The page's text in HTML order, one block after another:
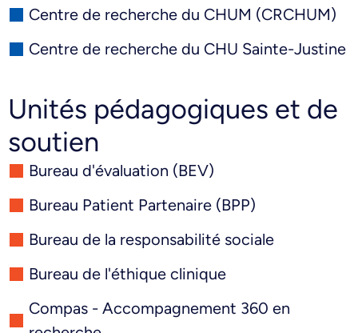
Centre de recherche du CHUM (CRCHUM)
Centre de recherche du CHU Sainte-Justine
Unités pédagogiques et de
soutien
Bureau d'évaluation (BEV)
Bureau Patient Partenaire (BPP)
Bureau de la responsabilité sociale
Bureau de l'éthique clinique
Compas - Accompagnement 360 en